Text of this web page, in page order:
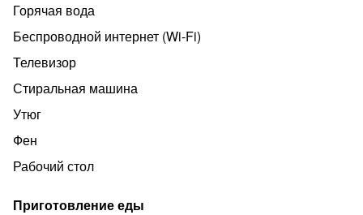
Горячая вода
Беспроводной интернет (Wi‑Fi)
Телевизор
Стиральная машина
Утюг
Фен
Рабочий стол
Приготовление еды